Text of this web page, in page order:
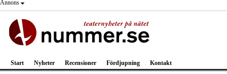
Annons
Start Nyheter Recensioner Fördjupning Kontakt